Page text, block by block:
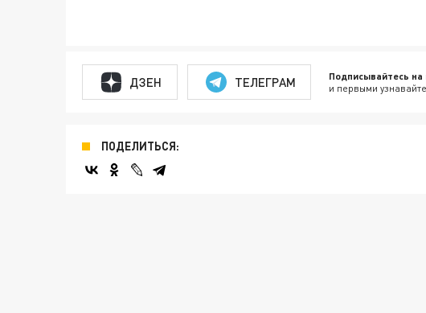
ДЗЕН ТЕЛЕГРАМ Подписывайтесь
и первыми
ПОДЕЛИТЬСЯ: